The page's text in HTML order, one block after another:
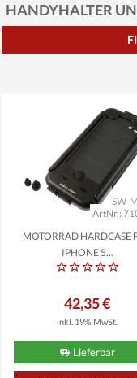
HANDYHALTER
ArtNr.:
SW-
MOTORRAD HARDCASE
IPHONE 5...
42,35 €
inkl. 19% MwSt.
Lieferbar